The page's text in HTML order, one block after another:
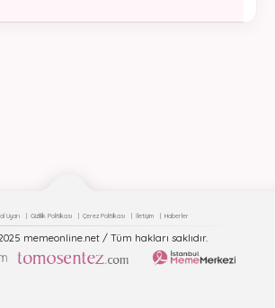
Uyarı Gizlilik Politikası Çerez Politikası İletişim Haberler
memeonline.net / Tüm hakları saklıdır.